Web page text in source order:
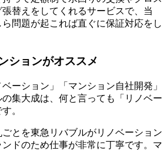
替えをしてくれるサービスで、当
問題が起これば直ぐに保証対応をし
ションがオススメ
ーション」「マンション自社開発」
集大成は、何と言っても「リノベー
。
とを東急リバブルがリノベーション
ドのため仕事が非常に丁寧です。マ